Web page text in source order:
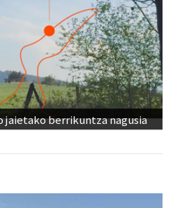
jaietako berrikuntza nagusia